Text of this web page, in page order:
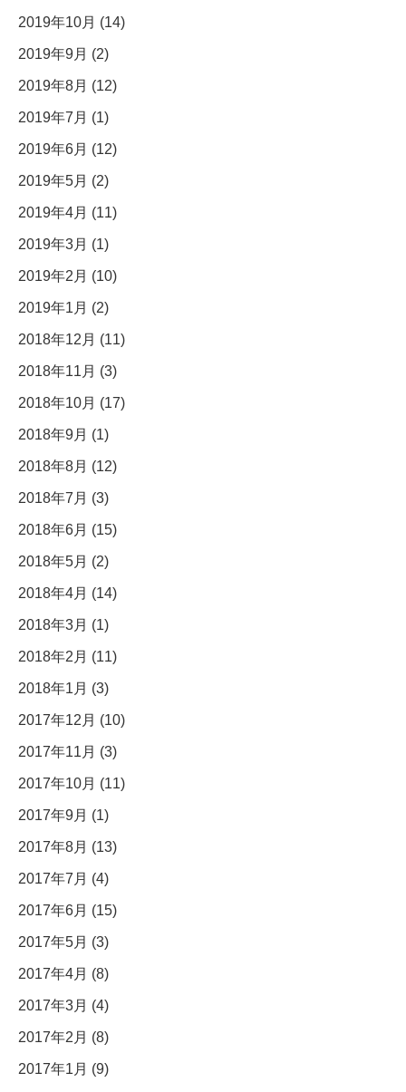
2019年10月 (14)
2019年9月 (2)
2019年8月 (12)
2019年7月 (1)
2019年6月 (12)
2019年5月 (2)
2019年4月 (11)
2019年3月 (1)
2019年2月 (10)
2019年1月 (2)
2018年12月 (11)
2018年11月 (3)
2018年10月 (17)
2018年9月 (1)
2018年8月 (12)
2018年7月 (3)
2018年6月 (15)
2018年5月 (2)
2018年4月 (14)
2018年3月 (1)
2018年2月 (11)
2018年1月 (3)
2017年12月 (10)
2017年11月 (3)
2017年10月 (11)
2017年9月 (1)
2017年8月 (13)
2017年7月 (4)
2017年6月 (15)
2017年5月 (3)
2017年4月 (8)
2017年3月 (4)
2017年2月 (8)
2017年1月 (9)